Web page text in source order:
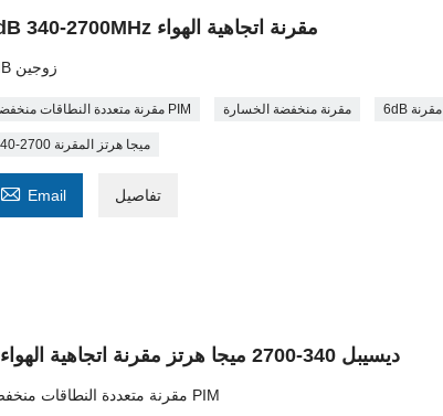
6dB 340-2700MHz مقرنة اتجاهية الهواء
6dB زوجين
مقرنة متعددة النطاقات منخفضة PIM مقرنة منخفضة الخسارة 6dB مقرنة
340-2700 ميجا هرتز المقرنة
 Email تفاصيل
3 ديسيبل 340-2700 ميجا هرتز مقرنة اتجاهية الهواء
مقرنة متعددة النطاقات منخفضة PIM